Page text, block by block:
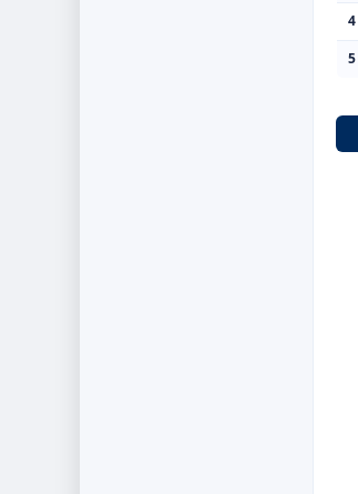
4
5